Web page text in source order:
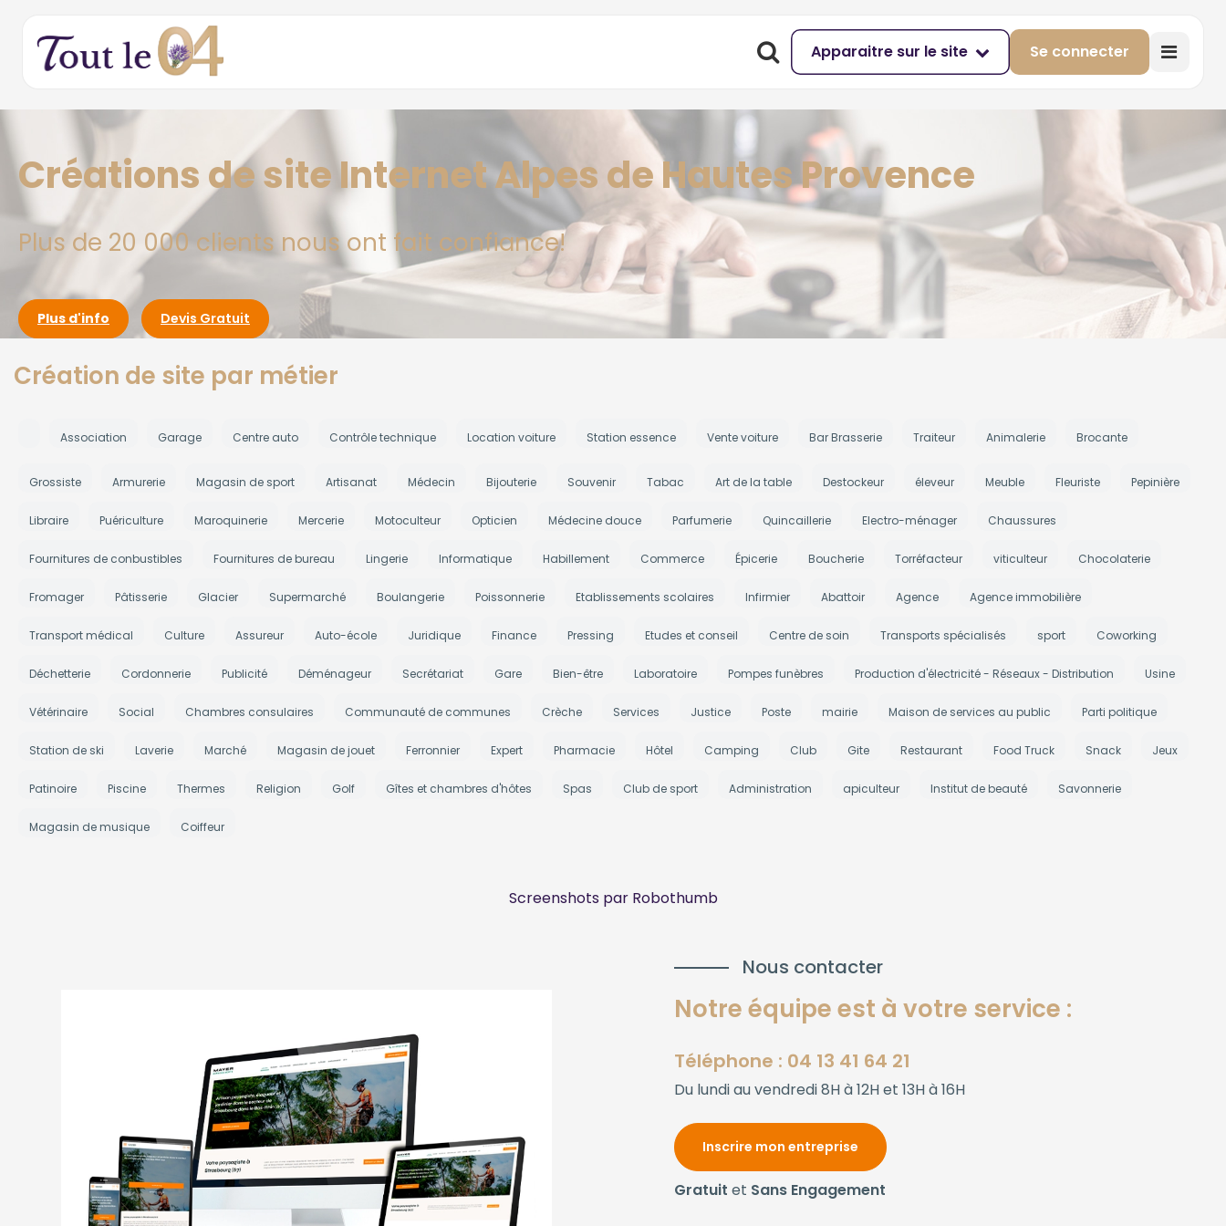
Apparaitre sur le site Se connecter
Créations de site Internet Alpes de Hautes Provence
Plus de 20 000 clients nous ont fait confiance!
Plus d'info Devis Gratuit
Création de site par métier
Association Garage Centre auto Contrôle technique Location voiture Station essence Vente voiture Bar Brasserie Traiteur Animalerie Brocante
Grossiste Armurerie Magasin de sport Artisanat Médecin Bijouterie Souvenir Tabac Art de la table Destockeur éleveur Meuble Fleuriste Pepinière
Libraire Puériculture Maroquinerie Mercerie Motoculteur Opticien Médecine douce Parfumerie Quincaillerie Electro-ménager Chaussures
Fournitures de conbustibles Fournitures de bureau Lingerie Informatique Habillement Commerce Épicerie Boucherie Torréfacteur viticulteur Chocolaterie
Fromager Pâtisserie Glacier Supermarché Boulangerie Poissonnerie Etablissements scolaires Infirmier Abattoir Agence Agence immobilière
Transport médical Culture Assureur Auto-école Juridique Finance Pressing Etudes et conseil Centre de soin Transports spécialisés sport Coworking
Déchetterie Cordonnerie Publicité Déménageur Secrétariat Gare Bien-être Laboratoire Pompes funèbres Production d'électricité - Réseaux - Distribution Usine
Vétérinaire Social Chambres consulaires Communauté de communes Crèche Services Justice Poste mairie Maison de services au public Parti politique
Station de ski Laverie Marché Magasin de jouet Ferronnier Expert Pharmacie Hôtel Camping Club Gite Restaurant Food Truck Snack Jeux
Patinoire Piscine Thermes Religion Golf Gîtes et chambres d'hôtes Spas Club de sport Administration apiculteur Institut de beauté Savonnerie
Magasin de musique Coiffeur
Screenshots par Robothumb
Nous contacter
Notre équipe est à votre service :
Téléphone : 04 13 41 64 21
Du lundi au vendredi 8H à 12H et 13H à 16H
Inscrire mon entreprise
Gratuit et Sans Engagement